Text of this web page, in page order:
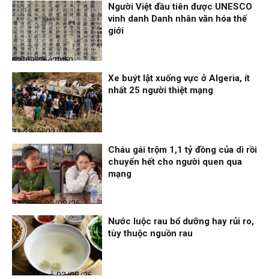
Nhịp sống 24h
03/08/26, 22:50
Người Việt đầu tiên được UNESCO
vinh danh Danh nhân văn hóa thế
giới
Thế giới
03/08/26, 21:29
Xe buýt lật xuống vực ở Algeria, ít
nhất 25 người thiệt mạng
Thời sự
03/08/26, 21:28
Cháu gái trộm 1,1 tỷ đồng của dì rồi
chuyển hết cho người quen qua
mạng
Sống khoẻ
03/08/26, 16:38
Nước luộc rau bổ dưỡng hay rủi ro,
tùy thuộc nguồn rau